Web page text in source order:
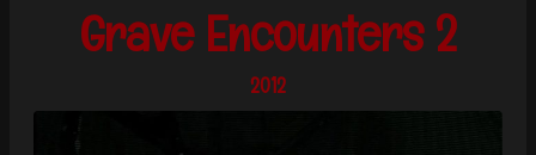
Grave Encounters 2
2012